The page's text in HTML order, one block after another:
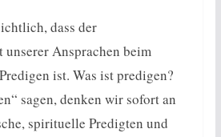
dass der
Ansprachen beim
ist. Was ist predigen?
sagen, denken wir sofort an
spirituelle Predigten und